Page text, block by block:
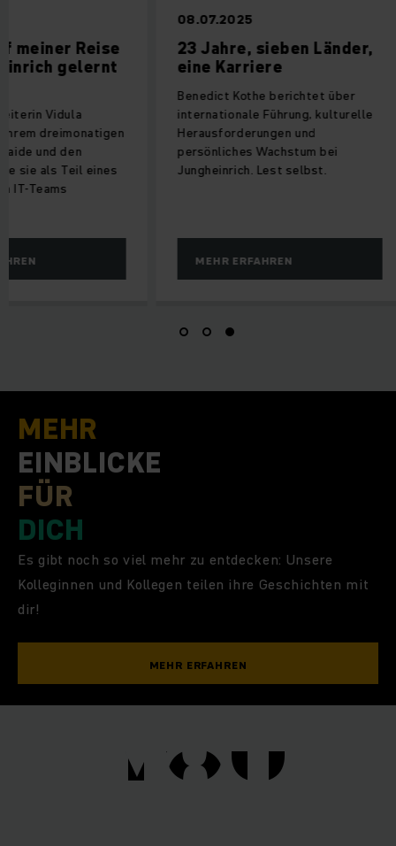
meiner Reise
gelernt
Vidula
dreimonatigen
und den
sie als Teil eines
IT-Teams
08.07.2025
23 Jahre, sieben Länder,
eine Karriere
Benedict Kothe berichtet über
internationale Führung, kulturelle
Herausforderungen und
persönliches Wachstum bei
Jungheinrich. Lest selbst.
MEHR ERFAHREN
MEHR
EINBLICKE
FÜR
DICH
Es gibt noch so viel mehr zu entdecken: Unsere
Kolleginnen und Kollegen teilen ihre Geschichten mit
dir!
MEHR ERFAHREN
YOU
YOU